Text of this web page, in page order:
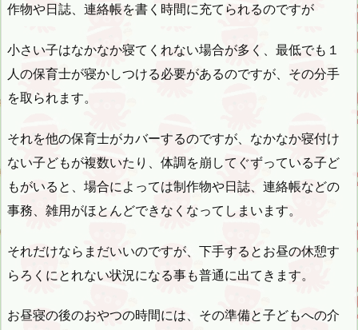
作物や日誌、連絡帳を書く時間に充てられるのですが
小さい子はなかなか寝てくれない場合が多く、最低でも１
人の保育士が寝かしつける必要があるのですが、その分手
を取られます。
それを他の保育士がカバーするのですが、なかなか寝付け
ない子どもが複数いたり、体調を崩してぐずっている子ど
もがいると、場合によっては制作物や日誌、連絡帳などの
事務、雑用がほとんどできなくなってしまいます。
それだけならまだいいのですが、下手するとお昼の休憩す
らろくにとれない状況になる事も普通に出てきます。
お昼寝の後のおやつの時間には、その準備と子どもへの介